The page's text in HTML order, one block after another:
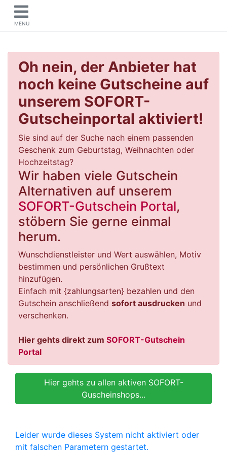
MENU
Oh nein, der Anbieter hat
noch keine Gutscheine auf
unserem SOFORT-
Gutscheinportal aktiviert!
Sie sind auf der Suche nach einem passenden
Geschenk zum Geburtstag, Weihnachten oder
Hochzeitstag?
Wir haben viele Gutschein
Alternativen auf unserem
SOFORT-Gutschein Portal,
stöbern Sie gerne einmal
herum.
Wunschdienstleister und Wert auswählen, Motiv
bestimmen und persönlichen Grußtext
hinzufügen.
Einfach mit {zahlungsarten} bezahlen und den
Gutschein anschließend sofort ausdrucken und
verschenken.
Hier gehts direkt zum SOFORT-Gutschein
Portal
Hier gehts zu allen aktiven SOFORT-
Guscheinshops...
Leider wurde dieses System nicht aktiviert oder
mit falschen Parametern gestartet.